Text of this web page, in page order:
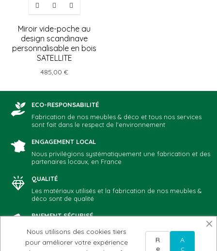
Miroir vide-poche au
design scandinave
personnalisable en bois
SATELLITE
485,00 €
ECO-RESPONSABILITÉ
Fabrication de nos meubles & déco et tous nos services
sont fait dans le respect de l'environnement
ENGAGEMENT LOCAL
Nous privilégions systématiquement une fabrication et des
partenaires locaux, en France
QUALITÉ
Les matériaux utilisés et la fabrication de nos meubles &
déco sont de qualité
PAIEMENT SÉCURISÉ
Vous choisissez votre mode de paiement préféré: CB,
Paypal, chèque, virement
Nous utilisons des cookies tiers
pour améliorer votre expérience
A
c
R
e